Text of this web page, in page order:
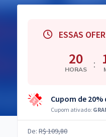
ESSAS
20
HORAS :
Cupom de
Cupom ativado:
De: R$ 109,80